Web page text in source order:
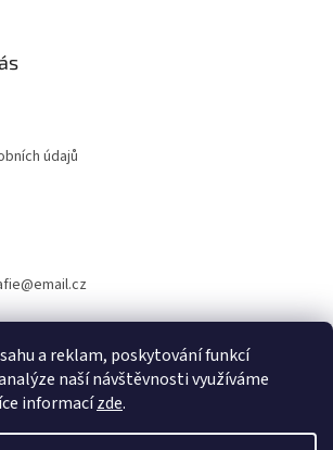
a reklam, poskytování funkcí
naší návštěvnosti využíváme
informacízde.
údajů
@email.cz